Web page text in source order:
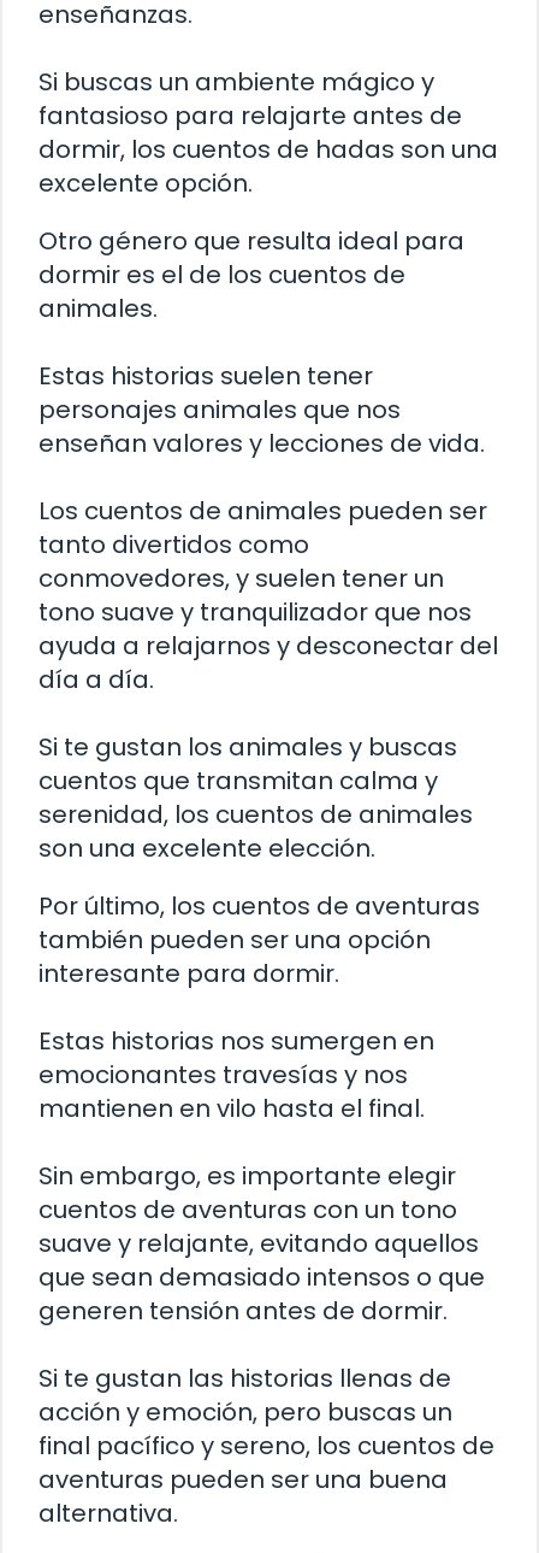
enseñanzas.
Si buscas un ambiente mágico y
fantasioso para relajarte antes de
dormir, los cuentos de hadas son una
excelente opción.
Otro género que resulta ideal para
dormir es el de los cuentos de
animales.
Estas historias suelen tener
personajes animales que nos
enseñan valores y lecciones de vida.
Los cuentos de animales pueden ser
tanto divertidos como
conmovedores, y suelen tener un
tono suave y tranquilizador que nos
ayuda a relajarnos y desconectar del
día a día.
Si te gustan los animales y buscas
cuentos que transmitan calma y
serenidad, los cuentos de animales
son una excelente elección.
Por último, los cuentos de aventuras
también pueden ser una opción
interesante para dormir.
Estas historias nos sumergen en
emocionantes travesías y nos
mantienen en vilo hasta el final.
Sin embargo, es importante elegir
cuentos de aventuras con un tono
suave y relajante, evitando aquellos
que sean demasiado intensos o que
generen tensión antes de dormir.
Si te gustan las historias llenas de
acción y emoción, pero buscas un
final pacífico y sereno, los cuentos de
aventuras pueden ser una buena
alternativa.